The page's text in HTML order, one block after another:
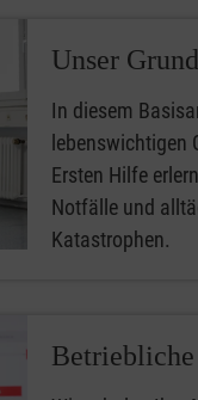
Unser
In diesem
lebenswichtigen
Ersten Hilfe
Notfälle und
Katastrophen.